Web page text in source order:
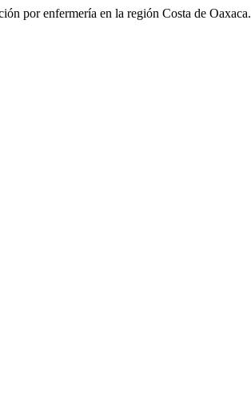
por enfermería en la región Costa de Oaxaca.